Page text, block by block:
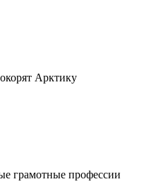
Арктику
грамотные профессии